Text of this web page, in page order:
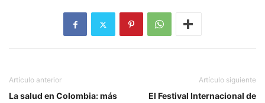
Artículo anterior
La salud en Colombia: más
Artículo siguiente
El Festival Internacional de